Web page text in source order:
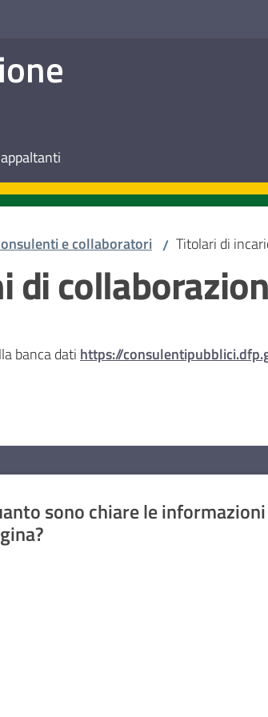
e collaboratori / Titolari di
di
banca dati https://
sono chiare le